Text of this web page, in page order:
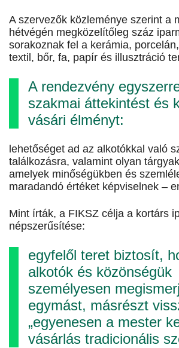
A szervezők közleménye szerint a
hétvégén megközelítőleg száz
sorakoznak fel a kerámia,
textil, bőr, fa, papír és illusztráció
A rendezvény
szakmai áttekintést és
vásári élményt:
lehetőséget ad az alkotókkal való
találkozásra, valamint olyan
amelyek minőségükben és
maradandó értéket képviselnek –
Mint írták, a FIKSZ célja a kortárs
népszerűsítése:
egyfelől teret biztosít,
alkotók és közönségük
személyesen
egymást, másrészt
„egyenesen a mester
vásárlás tradicionális